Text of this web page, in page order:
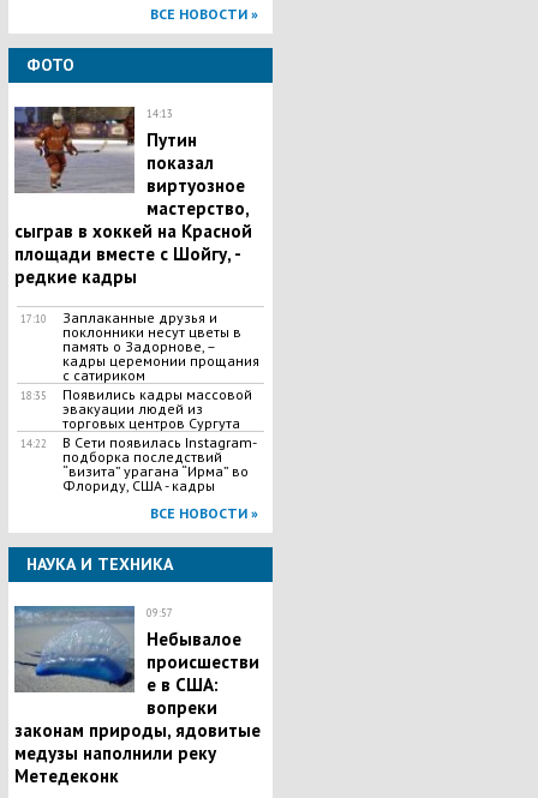
ВСЕ НОВОСТИ »
ФОТО
14:13
Путин
показал
виртуозное
мастерство,
сыграв в хоккей на Красной
площади вместе с Шойгу, -
редкие кадры
17:10
Заплаканные друзья и
поклонники несут цветы в
память о Задорнове, –
кадры церемонии прощания
с сатириком
18:35
Появились кадры массовой
эвакуации людей из
торговых центров Сургута
14:22
В Сети появилась Іnstagram-
подборка последствий
“визита” урагана “Ирма” во
Флориду, США - кадры
ВСЕ НОВОСТИ »
НАУКА И ТЕХНИКА
09:57
Небывалое
происшестви
е в США:
вопреки
законам природы, ядовитые
медузы наполнили реку
Метедеконк